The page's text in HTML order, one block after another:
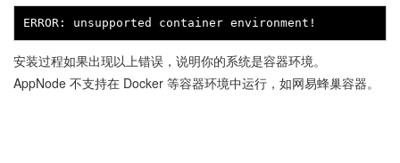
安装过程如果出现以上错误，说明你的系统是容器环境。
AppNode 不支持在 Docker 等容器环境中运行，如网易蜂巢容器。